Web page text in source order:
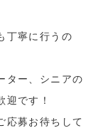
丁寧に行うの
ター、シニアの
です！
応募お待ちして